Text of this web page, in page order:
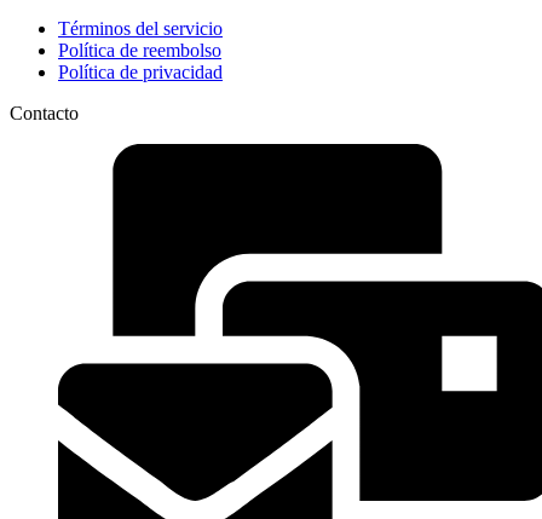
Términos del servicio
Política de reembolso
Política de privacidad
Contacto